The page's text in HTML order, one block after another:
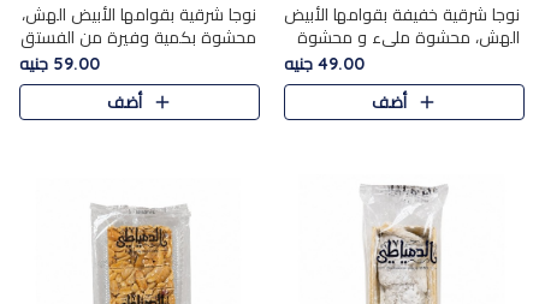
نوجا شرقية خفيفة بقوامها الأبيض
الهش، محشوة مليء و محشوة
بـكمية وفيرة من الفستق الفاخر
لتمنحك نكهة مكسرات غنية
وقرمشة مميزة في كل قطعة و
49.00 جنيه
أضف
نوجا شرقية بقوامها الأبيض الهش،
محشوة بكمية وفيرة من الفستق
الفاخر لتمنحك نكهة غنية وقرمشة
مميزة في كل قطعة، لتجربة تجمع
بين الفخامة والمذاق..
59.00 جنيه
أضف